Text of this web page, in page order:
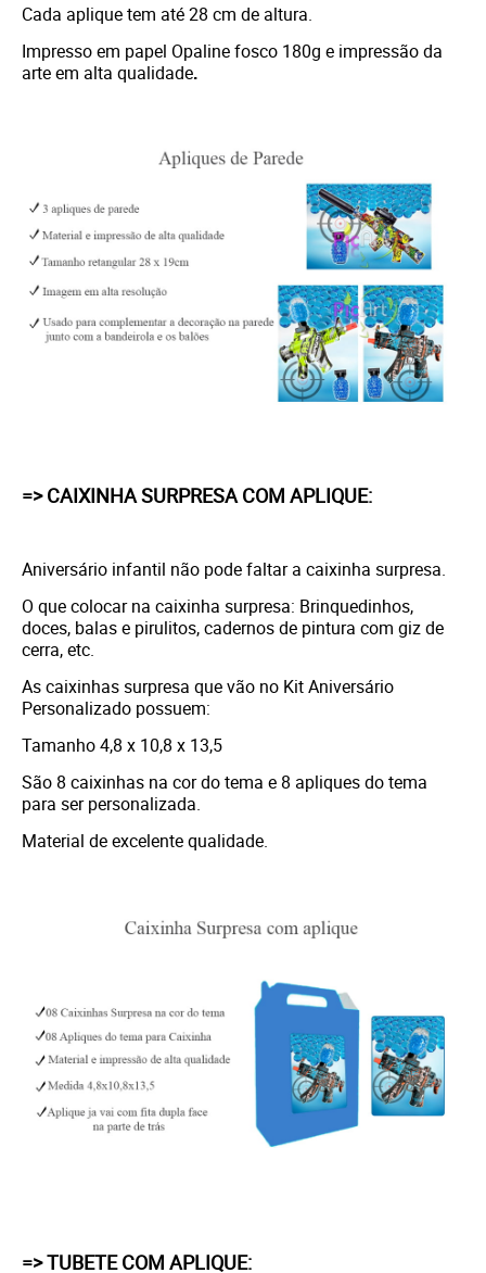
Cada aplique tem até 28 cm de altura.
Impresso em papel Opaline fosco 180g e impressão da
arte em alta qualidade.
=> CAIXINHA SURPRESA COM APLIQUE:
Aniversário infantil não pode faltar a caixinha surpresa.
O que colocar na caixinha surpresa: Brinquedinhos,
doces, balas e pirulitos, cadernos de pintura com giz de
cerra, etc.
As caixinhas surpresa que vão no Kit Aniversário
Personalizado possuem:
Tamanho 4,8 x 10,8 x 13,5
São 8 caixinhas na cor do tema e 8 apliques do tema
para ser personalizada.
Material de excelente qualidade.
=> TUBETE COM APLIQUE: